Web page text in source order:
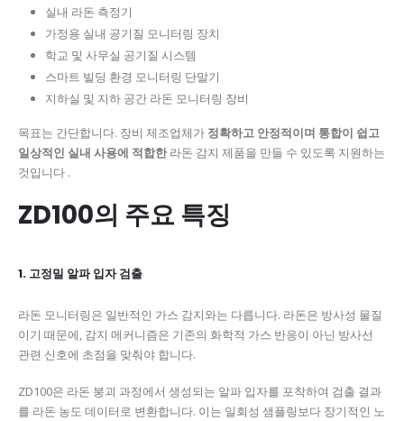
실내 라돈 측정기
가정용 실내 공기질 모니터링 장치
학교 및 사무실 공기질 시스템
스마트 빌딩 환경 모니터링 단말기
지하실 및 지하 공간 라돈 모니터링 장비
목표는 간단합니다. 장비 제조업체가 정확하고 안정적이며 통합이 쉽고
일상적인 실내 사용에 적합한라돈 감지 제품을 만들 수 있도록 지원하는
것입니다 .
ZD100의 주요 특징
1. 고정밀 알파 입자 검출
라돈 모니터링은 일반적인 가스 감지와는 다릅니다. 라돈은 방사성 물질
이기 때문에, 감지 메커니즘은 기존의 화학적 가스 반응이 아닌 방사선
관련 신호에 초점을 맞춰야 합니다.
ZD100은 라돈 붕괴 과정에서 생성되는 알파 입자를 포착하여 검출 결과
를 라돈 농도 데이터로 변환합니다. 이는 일회성 샘플링보다 장기적인 노